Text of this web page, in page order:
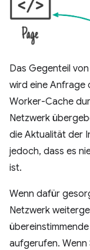
Das Gegenteil
wird eine Anfrage
Worker-Cache
Netzwerk
die Aktualität der
jedoch, dass es
ist.
Wenn dafür
Netzwerk
aufgerufen. Wenn